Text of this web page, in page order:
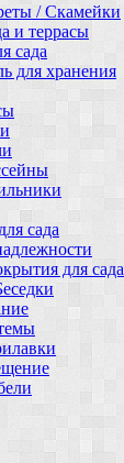
/ Скамейки
и террасы
сада
для хранения
сада
для сада